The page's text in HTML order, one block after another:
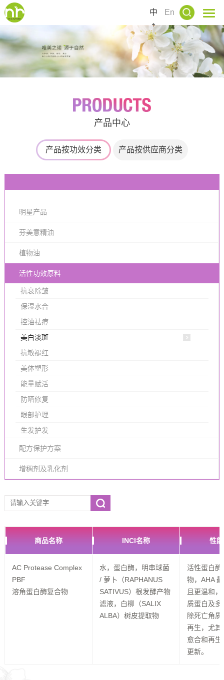
中 En
产品中心
产品按功效分类 产品按供应商分类
明星产品
芬美意精油
植物油
活性功效原料
抗衰除皱
保湿水合
控油祛痘
美白淡斑
抗敏褪红
美体塑形
能量赋活
防晒修复
眼部护理
生发护发
配方保护方案
增稠剂及乳化剂
商品名称 INCI名称 性
AC Protease Complex
PBF
溶角蛋白酶复合物
水，蛋白酶，明串球菌
/ 萝卜（RAPHANUS
SATIVUS）根发酵产物
滤液，白柳（SALIX
ALBA）树皮提取物
活性蛋白酶
物，AHA
且更温和
质蛋白及
除死亡角
再生，尤其
愈合和再生
更新。